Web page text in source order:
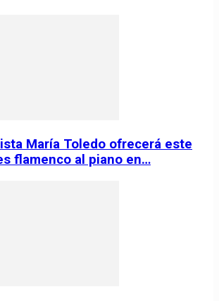
María Toledo ofrecerá este
flamenco al piano en…